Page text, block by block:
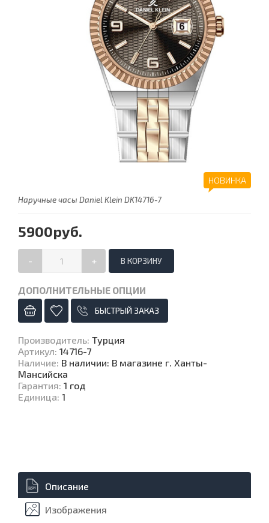
НОВИНКА
Наручные часы Daniel Klein DK14716-7
5900руб.
- +
ДОПОЛНИТЕЛЬНЫЕ ОПЦИИ
БЫСТРЫЙ ЗАКАЗ
Производитель: Турция
Артикул: 14716-7
Наличие: В наличии: В магазине г. Ханты-
Мансийска
Гарантия: 1 год
Единица: 1
Описание
Изображения